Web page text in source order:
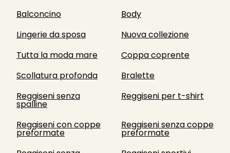
Balconcino
Body
Lingerie da sposa
Nuova collezione
Tutta la moda mare
Coppa coprente
Scollatura profonda
Bralette
Reggiseni senza
spalline
Reggiseni per t-shirt
Reggiseni con coppe
preformate
Reggiseni senza coppe
preformate